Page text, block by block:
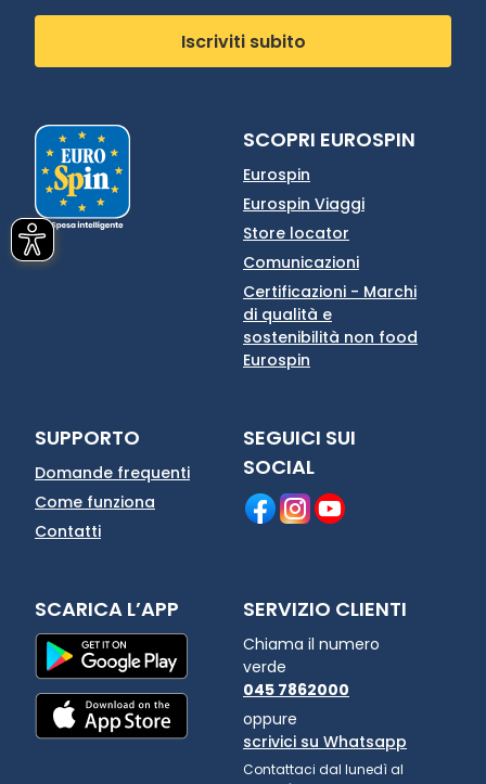
Iscriviti subito
SCOPRI EUROSPIN
Eurospin
Eurospin Viaggi
Store locator
Comunicazioni
Certificazioni - Marchi
di qualità e
sostenibilità non food
Eurospin
SUPPORTO
Domande frequenti
Come funziona
Contatti
SEGUICI SUI
SOCIAL
SCARICA L’APP SERVIZIO CLIENTI
Chiama il numero
verde
045 7862000
oppure
scrivici su Whatsapp
Contattaci dal lunedì al